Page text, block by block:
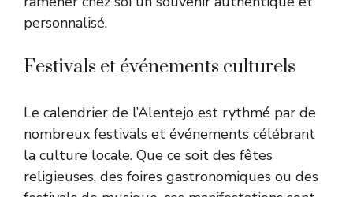
personnalisé.
Festivals et événements culturels
Le calendrier de l’Alentejo est rythmé par de
nombreux festivals et événements célébrant
la culture locale. Que ce soit des fêtes
religieuses, des foires gastronomiques ou des